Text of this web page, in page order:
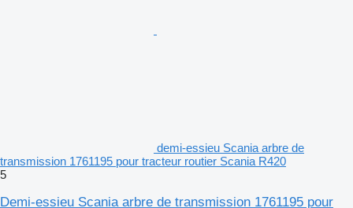
demi-essieu Scania arbre de
transmission 1761195 pour tracteur routier Scania R420
5
Demi-essieu Scania arbre de transmission 1761195 pour